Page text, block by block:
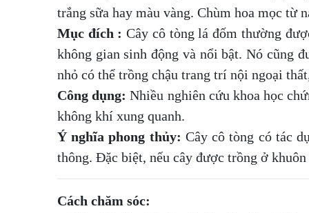
trắng sữa hay màu vàng. Chùm hoa mọc từ
Mục đích : Cây cô tòng lá đốm thường
không gian sinh động và nổi bật. Nó cũng
nhỏ có thể trồng chậu trang trí nội ngoại
Công dụng:Nhiều nghiên cứu khoa học
không khí xung quanh.
Ý nghĩa phong thủy: Cây cô tòng có tác
thông. Đặc biệt, nếu cây được trồng ở
Cách chăm sóc: